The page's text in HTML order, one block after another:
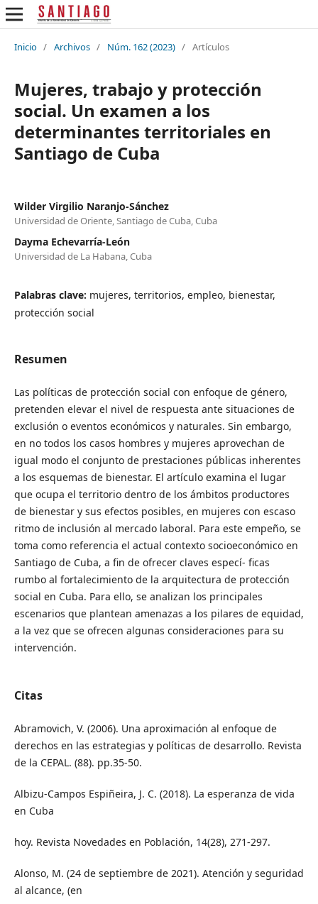
Inicio / Archivos / Núm. 162 (2023) / Artículos
Mujeres, trabajo y protección
social. Un examen a los
determinantes territoriales en
Santiago de Cuba
Wilder Virgilio Naranjo-Sánchez
Universidad de Oriente, Santiago de Cuba, Cuba
Dayma Echevarría-León
Universidad de La Habana, Cuba
Palabras clave: mujeres, territorios, empleo, bienestar,
protección social
Resumen
Las políticas de protección social con enfoque de género,
pretenden elevar el nivel de respuesta ante situaciones de
exclusión o eventos económicos y naturales. Sin embargo,
en no todos los casos hombres y mujeres aprovechan de
igual modo el conjunto de prestaciones públicas inherentes
a los esquemas de bienestar. El artículo examina el lugar
que ocupa el territorio dentro de los ámbitos productores
de bienestar y sus efectos posibles, en mujeres con escaso
ritmo de inclusión al mercado laboral. Para este empeño, se
toma como referencia el actual contexto socioeconómico en
Santiago de Cuba, a fin de ofrecer claves especí- ficas
rumbo al fortalecimiento de la arquitectura de protección
social en Cuba. Para ello, se analizan los principales
escenarios que plantean amenazas a los pilares de equidad,
a la vez que se ofrecen algunas consideraciones para su
intervención.
Citas
Abramovich, V. (2006). Una aproximación al enfoque de
derechos en las estrategias y políticas de desarrollo. Revista
de la CEPAL. (88). pp.35-50.
Albizu-Campos Espiñeira, J. C. (2018). La esperanza de vida
en Cuba
hoy. Revista Novedades en Población, 14(28), 271-297.
Alonso, M. (24 de septiembre de 2021). Atención y seguridad
al alcance, (en